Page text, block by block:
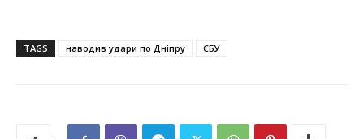
TAGS наводив удари по Дніпру СБУ